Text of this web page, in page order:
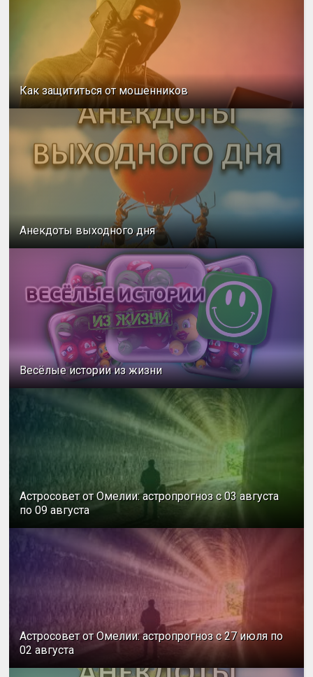
Как защититься от мошенников
Анекдоты выходного дня
Весёлые истории из жизни
Астросовет от Омелии: астропрогноз с 03 августа
по 09 августа
Астросовет от Омелии: астропрогноз с 27 июля по
02 августа